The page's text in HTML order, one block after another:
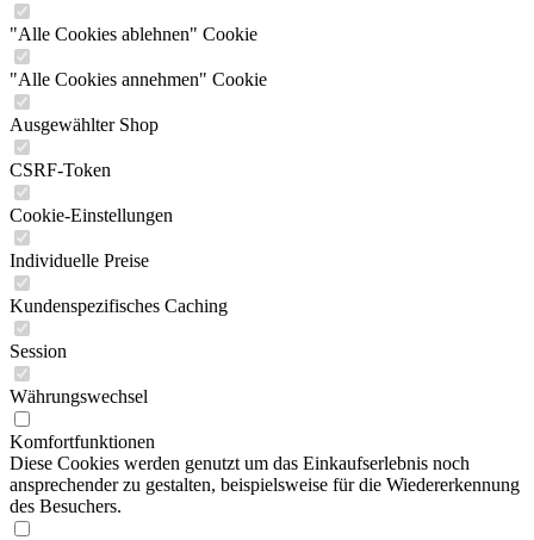
"Alle Cookies ablehnen" Cookie
"Alle Cookies annehmen" Cookie
Ausgewählter Shop
CSRF-Token
Cookie-Einstellungen
Individuelle Preise
Kundenspezifisches Caching
Session
Währungswechsel
Komfortfunktionen
Diese Cookies werden genutzt um das Einkaufserlebnis noch
ansprechender zu gestalten, beispielsweise für die Wiedererkennung
des Besuchers.